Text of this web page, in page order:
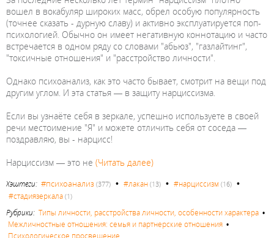
вошел в вокабуляр широких масс, обрел особую популярность
(точнее сказать - дурную славу) и активно эксплуатируется поп-
психологией. Обычно он имеет негативную коннотацию и часто
встречается в одном ряду со словами "абьюз", "газлайтинг",
"токсичные отношения" и "расстройство личности".
Однако психоанализ, как это часто бывает, смотрит на вещи под
другим углом. И эта статья — в защиту нарциссизма.
Если вы узнаёте себя в зеркале, успешно используете в своей
речи местоимение "Я" и можете отличить себя от соседа —
поздравляю, вы - нарцисс!
Нарциссизм — это не (Читать далее)
Хэштеги: #психоанализ (377) • #лакан (13) • #нарциссизм (16) •
#стадиязеркала (1)
Рубрики: Типы личности, расстройства личности, особенности характера •
Межличностные отношения: семья и партнерские отношения •
Психологическое просвещение